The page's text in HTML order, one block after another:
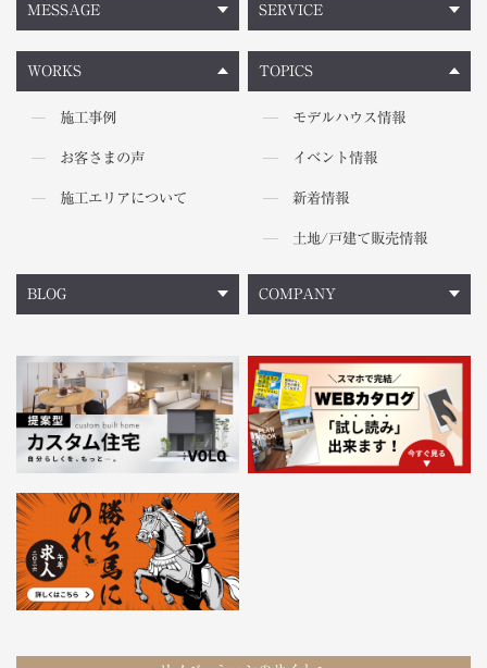
MESSAGE
WORKS
施工事例
お客さまの声
施工エリアについて
TOPICS
モデルハウス情報
イベント情報
新着情報
土地/戸建て販売情報
SERVICE
BLOG COMPANY